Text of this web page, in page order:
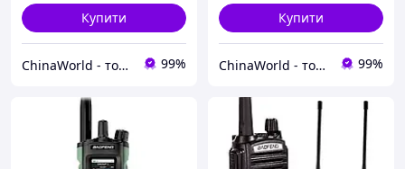
Купити
ChinaWorld - товари високої якості! 99%
Купити
ChinaWorld - товари високої якості! 99%